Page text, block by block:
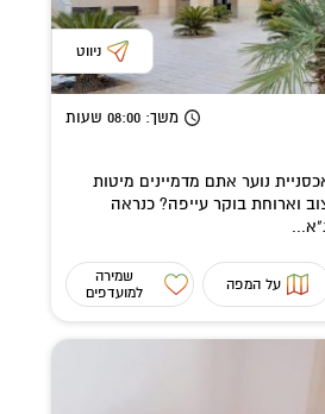
ניווט
משך: 08:00 שעות
נוער אתם מדמיינים מיטות
וארוחת בוקר עייפה? כנראה
על המפה
שמירה
למועדפים